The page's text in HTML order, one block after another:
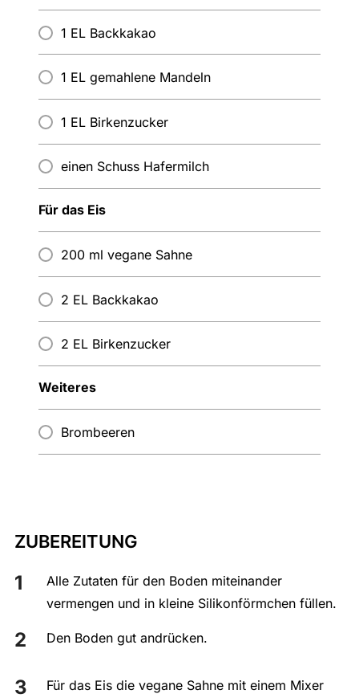
1 EL Backkakao
1 EL gemahlene Mandeln
1 EL Birkenzucker
einen Schuss Hafermilch
Für das Eis
200 ml vegane Sahne
2 EL Backkakao
2 EL Birkenzucker
Weiteres
Brombeeren
ZUBEREITUNG
Alle Zutaten für den Boden miteinander
vermengen und in kleine Silikonförmchen füllen.
Den Boden gut andrücken.
Für das Eis die vegane Sahne mit einem Mixer